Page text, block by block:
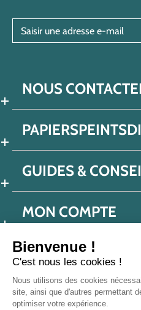
Bienvenue !
C'est nous les cookies !
Nous utilisons des cookies
site, ainsi que d'autres permettant
optimiser votre expérience.
NOUS
GUIDES &
MON COMPTE
Politique de